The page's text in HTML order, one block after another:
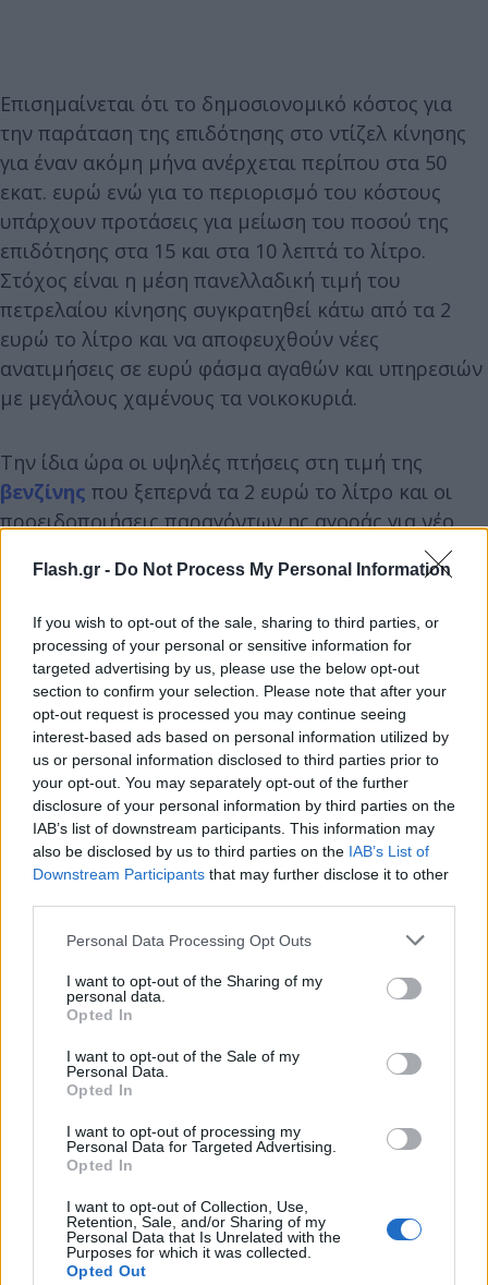
Flash.gr - Do Not Process My Personal Information
If you wish to opt-out of the sale, sharing to third parties, or
processing of your personal or sensitive information for
targeted advertising by us, please use the below opt-out
section to confirm your selection. Please note that after your
opt-out request is processed you may continue seeing
interest-based ads based on personal information utilized by
us or personal information disclosed to third parties prior to
your opt-out. You may separately opt-out of the further
disclosure of your personal information by third parties on the
IAB’s list of downstream participants. This information may
also be disclosed by us to third parties on the IAB’s List of
Downstream Participants that may further disclose it to other
Please note that this website/app uses one or more Google
not limited to your visit or usage behaviour. You may click to
grant or deny consent to Google and its third-party tags to
use your data for below specified purposes in below Google
consent section.
Personal Data Processing Opt Outs
I want to opt-out of the Sharing of my
personal data.
Opted In
I want to opt-out of the Sale of my
Personal Data.
Opted In
I want to opt-out of processing my
Personal Data for Targeted Advertising.
Opted In
I want to opt-out of Collection, Use,
Retention, Sale, and/or Sharing of my
Personal Data that Is Unrelated with the
Purposes for which it was collected.
Opted Out
Επισημαίνεται ότι το δημοσιονομικό κόστος για
την παράταση της επιδότησης στο ντίζελ κίνησης
για έναν ακόμη μήνα ανέρχεται περίπου στα 50
εκατ. ευρώ ενώ για το περιορισμό του κόστους
υπάρχουν προτάσεις για μείωση του ποσού της
επιδότησης στα 15 και στα 10 λεπτά το λίτρο.
Στόχος είναι η μέση πανελλαδική τιμή του
πετρελαίου κίνησης συγκρατηθεί κάτω από τα 2
ευρώ το λίτρο και να αποφευχθούν νέες
ανατιμήσεις σε ευρύ φάσμα αγαθών και υπηρεσιών
με μεγάλους χαμένους τα νοικοκυριά.
Την ίδια ώρα οι υψηλές πτήσεις στη τιμή της
βενζίνης που ξεπερνά τα 2 ευρώ το λίτρο και οι
προειδοποιήσεις παραγόντων ης αγοράς για νέο
κύμα αυξήσεων το επόμενο διάστημα βάζουν στην
ατζέντα το ενδεχόμενο παράτασης του Fuel Pass
κόστος να υπολογίζεται στα 130 εκατ. ευρώ.